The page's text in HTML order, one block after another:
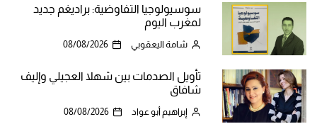
سوسيولوجيا التفاوضية: براديغم جديد
لمغرب اليوم
شامة اليعقوبي 08/08/2026
تأويل الصدمات بين شهلا العجيلي وإليف
شافاق
إبراهيم أبو عواد 08/08/2026